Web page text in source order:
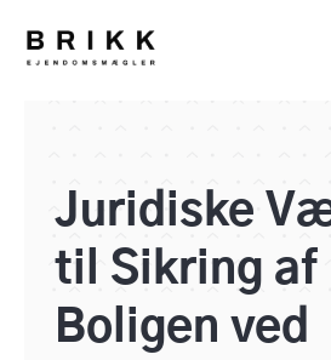
Juridiske
til Sikring af
Boligen ved